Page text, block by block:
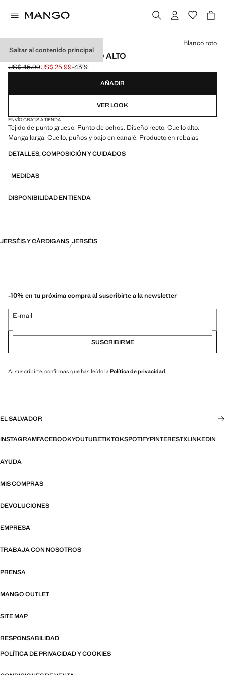
Saltar al contenido principal
JERSEY PUNTO CUELLO ALTO
Precio inicial tachado [US$ 45.99 ]
US$ 45.99
Precio actual [US$ 25.99 ]
US$ 25.99-43%
Selecciona un color
Blanco roto
AÑADIR
VER LOOK
ENVÍO GRATIS A TIENDA
Tejido de punto grueso. Punto de ochos. Diseño recto. Cuello alto.
Manga larga. Cuello, puños y bajo en canalé. Producto en rebajas
DETALLES, COMPOSICIÓN Y CUIDADOS
MEDIDAS
DISPONIBILIDAD EN TIENDA
JERSÉIS Y CÁRDIGANS JERSÉIS
-10% en tu próxima compra al suscribirte a la newsletter
E-mail
SUSCRIBIRME
Al suscribirte, confirmas que has leído la Política de privacidad.
EL SALVADOR
INSTAGRAMFACEBOOKYOUTUBETIKTOKSPOTIFYPINTERESTXLINKEDIN
AYUDA
MIS COMPRAS
DEVOLUCIONES
EMPRESA
TRABAJA CON NOSOTROS
PRENSA
MANGO OUTLET
SITE MAP
RESPONSABILIDAD
POLÍTICA DE PRIVACIDAD Y COOKIES